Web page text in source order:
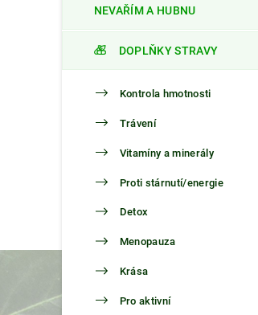
NEVAŘÍM A HUBNU
DOPLŇKY STRAVY
Kontrola hmotnosti
Trávení
Vitamíny a minerály
Proti stárnutí/energie
Detox
Menopauza
Krása
Pro aktivní